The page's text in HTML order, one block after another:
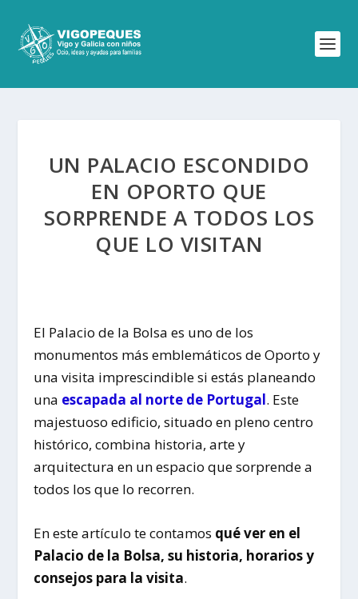
UN PALACIO ESCONDIDO
EN OPORTO QUE
SORPRENDE A TODOS LOS
QUE LO VISITAN
El Palacio de la Bolsa es uno de los
monumentos más emblemáticos deOporto y
una visita imprescindible si estás planeando
una escapada al norte de Portugal. Este
majestuoso edificio, situado en pleno centro
histórico, combina historia, arte y
arquitectura en un espacio que sorprende a
todos los que lo recorren.
En este artículo te contamos qué ver en el
Palacio de la Bolsa, su historia, horarios y
consejos para la visita.